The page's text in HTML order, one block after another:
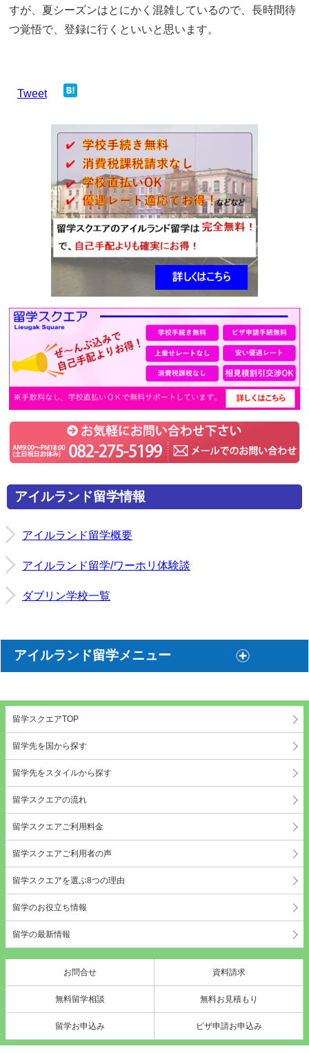
すが、夏シーズンはとにかく混雑しているので、長時間待
つ覚悟で、登録に行くといいと思います。
Tweet
アイルランド留学情報
アイルランド留学概要
アイルランド留学/ワーホリ体験談
ダブリン学校一覧
アイルランド留学メニュー
留学スクエアTOP
留学先を国から探す
留学先をスタイルから探す
留学スクエアの流れ
留学スクエアご利用料金
留学スクエアご利用者の声
留学スクエアを選ぶ8つの理由
留学のお役立ち情報
留学の最新情報
お問合せ 資料請求
無料留学相談 無料お見積もり
留学お申込み ビザ申請お申込み